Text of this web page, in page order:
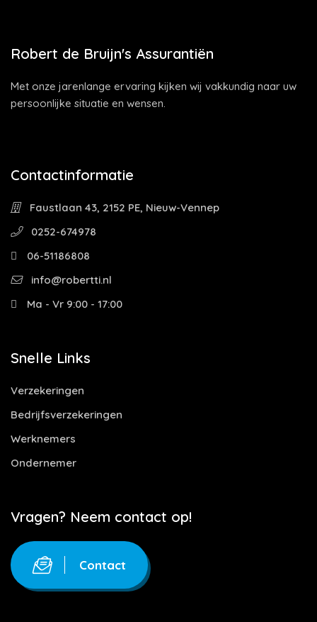
Robert de Bruijn's Assurantiën
Met onze jarenlange ervaring kijken wij vakkundig naar uw
persoonlijke situatie en wensen.
Contactinformatie
Faustlaan 43, 2152 PE, Nieuw-Vennep
0252-674978
06-51186808
info@robertti.nl
Ma - Vr 9:00 - 17:00
Snelle Links
Verzekeringen
Bedrijfsverzekeringen
Werknemers
Ondernemer
Vragen? Neem contact op!
Contact